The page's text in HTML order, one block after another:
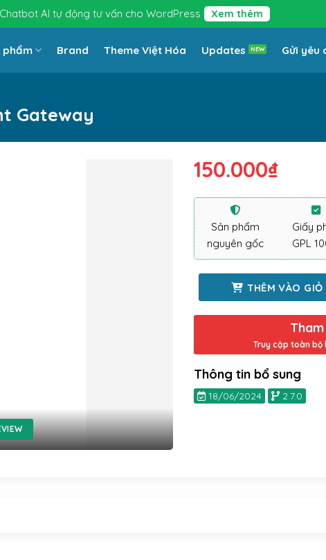
AI tự động tư vấn cho WordPress Xem thêm
phẩm Brand Theme Việt Hóa Updates Gửi yêu
Gateway
150.000₫
Sản phẩm
nguyên gốc
Giấy
GPL
THÊM VÀO GIỎ
Truy cập toàn bộ
Thông tin bổ sung
18/06/2024 2.7.0